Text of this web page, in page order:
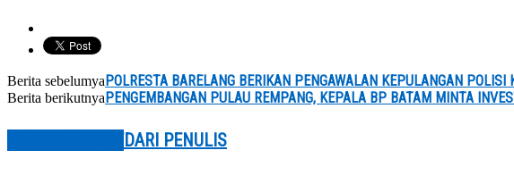
Berita sebelumyaPOLRESTA BARELANG BERIKAN PENGAWALAN KEPULANGAN
Berita berikutnyaPENGEMBANGAN PULAU REMPANG, KEPALA BP BATAM MINTA
DARI PENULIS